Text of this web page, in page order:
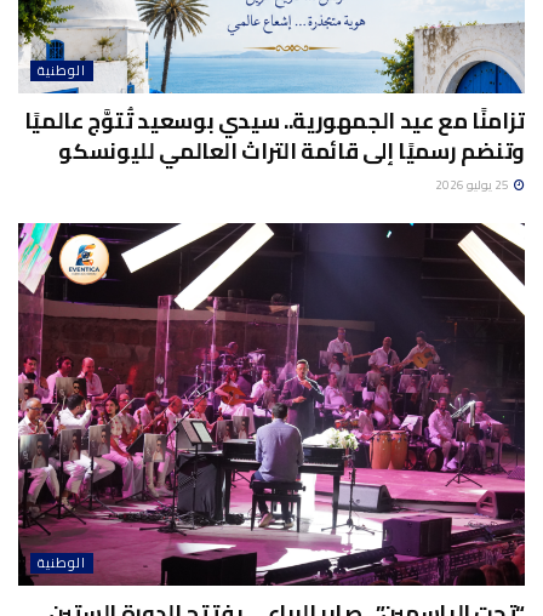
الوطنية
تزامنًا مع عيد الجمهورية.. سيدي بوسعيد تُتوَّج عالميًا
وتنضم رسميًا إلى قائمة التراث العالمي لليونسكو
الوطنية